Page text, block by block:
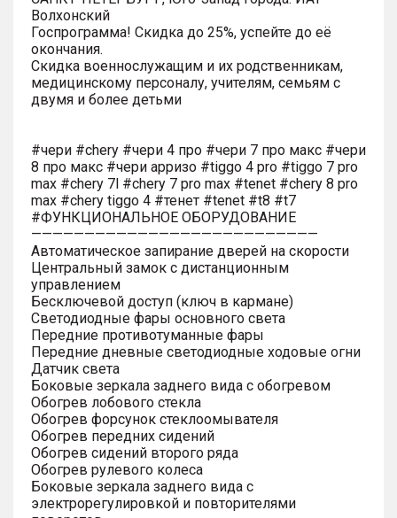
Волхонский
Госпрограмма! Скидка до 25%, успейте до её
окончания.
Скидка военнослужащим и их родственникам,
медицинскому персоналу, учителям, семьям с
двумя и более детьми
#чери #chery #чери 4 про #чери 7 про макс #чери
8 про макс #чери арризо #tiggo 4 pro #tiggo 7 pro
max #chery 7l #chery 7 pro max #tenet #chery 8 pro
max #chery tiggo 4 #тенет #tenet #t8 #t7
#ФУНКЦИОНАЛЬНОЕ ОБОРУДОВАНИЕ
———————————————————————————
Автоматическое запирание дверей на скорости
Центральный замок с дистанционным
управлением
Бесключевой доступ (ключ в кармане)
Светодиодные фары основного света
Передние противотуманные фары
Передние дневные светодиодные ходовые огни
Датчик света
Боковые зеркала заднего вида с обогревом
Обогрев лобового стекла
Обогрев форсунок стеклоомывателя
Обогрев передних сидений
Обогрев сидений второго ряда
Обогрев рулевого колеса
Боковые зеркала заднего вида с
электрорегулировкой и повторителями